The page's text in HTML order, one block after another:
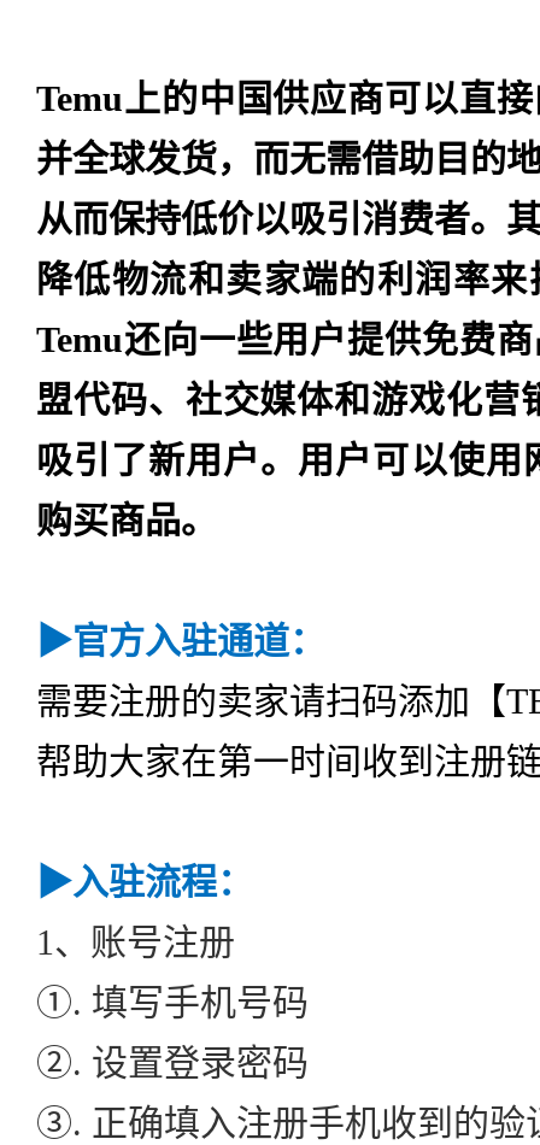
Temu上的中国供应商可以直
并全球发货，而无需借助目的
从而保持低价以吸引消费者。
降低物流和卖家端的利润率
Temu还向一些用户提供免费
盟代码、社交媒体和游戏化营
吸引了新用户。用户可以使用
购买商品。
▶官方入驻通道：
需要注册的卖家请扫码添加【
帮助大家在第一时间收到注册
▶入驻流程：
1、账号注册
①. 填写手机号码
②. 设置登录密码
③. 正确填入注册手机收到的验